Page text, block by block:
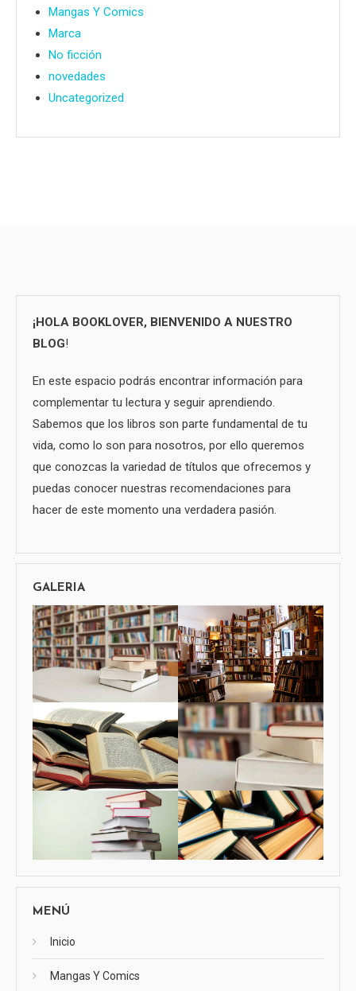
Mangas Y Comics
Marca
No ficción
novedades
Uncategorized
¡HOLA BOOKLOVER, BIENVENIDO A NUESTRO
BLOG!
En este espacio podrás encontrar información para
complementar tu lectura y seguir aprendiendo.
Sabemos que los libros son parte fundamental de tu
vida, como lo son para nosotros, por ello queremos
que conozcas la variedad de títulos que ofrecemos y
puedas conocer nuestras recomendaciones para
hacer de este momento una verdadera pasión.
GALERIA
MENÚ
Inicio
Mangas Y Comics